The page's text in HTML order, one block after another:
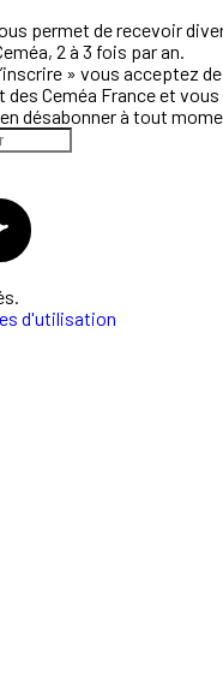
permet de recevoir
2 à 3 fois par an.
» vous acceptez
Ceméa France et
désabonner à tout
d'utilisation